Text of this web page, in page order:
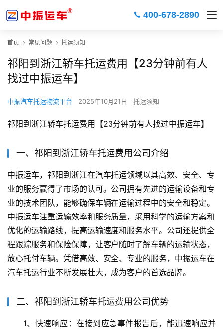
400-678-2890
首页 常见问题 托运须知
祁阳到浙江轿车托运费用【23分钟前有人
找过中振运车】
中振汽车托运物流平台 2025年10月21日 托运须知
祁阳到浙江轿车托运费用【23分钟前有人找过中振运车】
一、祁阳到浙江轿车托运费用公司介绍
中振运车，祁阳到浙江在汽车托运领域以其高效、安全、专
业的服务赢得了市场的认可。公司拥有先进的运输设备和专
业的技术团队，能够确保车辆在运输过程中的安全和稳定。
中振运车注重运输效率和服务质量，采用科学的运输方案和
优化的运输路线，提高运输速度和服务水平。公司还提供全
程跟踪服务和保险保障，让客户随时了解车辆的运输状态，
放心托付车辆。凭借高效、安全、专业的服务，中振运车在
汽车托运行业不断发展壮大，成为客户的首选品牌。
二、祁阳到浙江轿车托运费用公司优势
1、快速响应：在接到应急事件报告后，能迅速响应并